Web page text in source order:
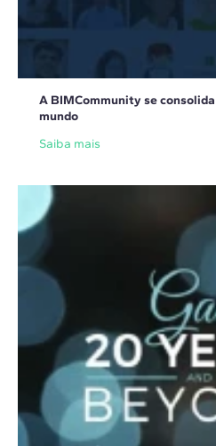
A BIMCommunity se
mundo
Saiba mais